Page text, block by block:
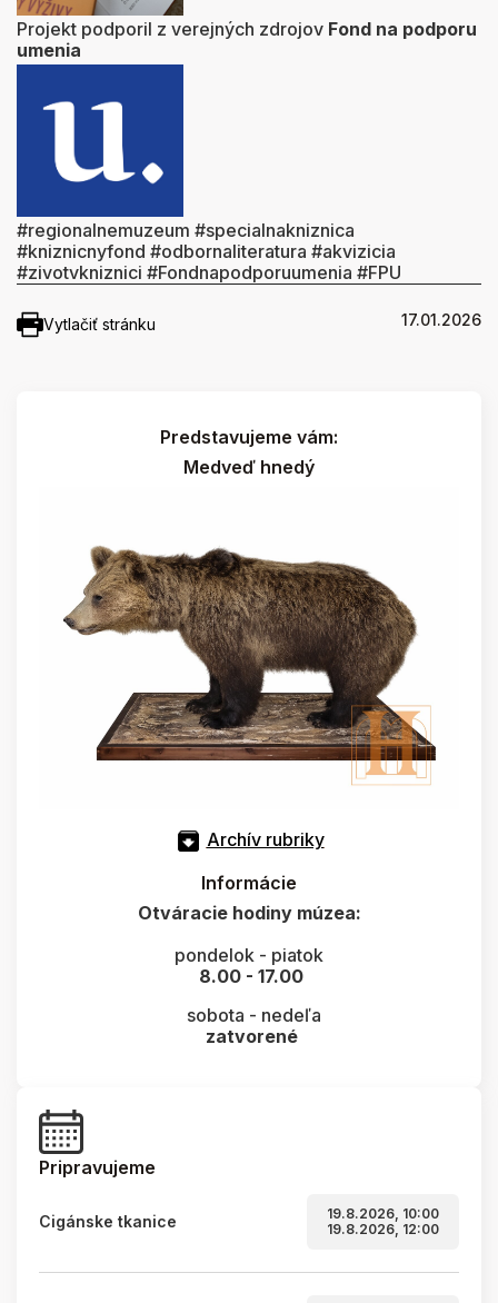
Projekt podporil z verejných zdrojov Fond na podporu
umenia
#regionalnemuzeum #specialnakniznica
#kniznicnyfond #odbornaliteratura #akvizicia
#zivotvkniznici #Fondnapodporuumenia #FPU
Vytlačiť stránku 17.01.2026
Predstavujeme vám:
Medveď hnedý
Archív rubriky
Informácie
Otváracie hodiny múzea:
pondelok - piatok
8.00 - 17.00
sobota - nedeľa
zatvorené
Pripravujeme
Cigánske tkanice
19.8.2026, 10:00
19.8.2026, 12:00